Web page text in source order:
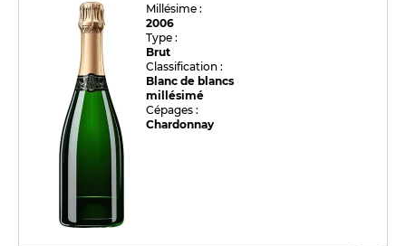
Millésime :
2006
Type :
Brut
Classification :
Blanc de blancs
millésimé
Cépages :
Chardonnay